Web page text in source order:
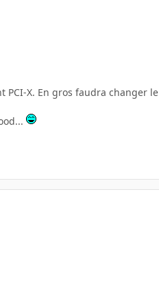
PCI-X. En gros faudra changer le